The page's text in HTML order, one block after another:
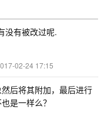
没有被改过呢.
02-24 17:15
后将其附加，最后进行
是一样么？